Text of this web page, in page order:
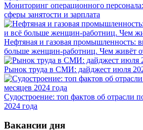
Мониторинг операционного
сферы занятости и зарплата
Нефтяная и газовая промышленность:
больше женщин-работниц. Чем живёт
Рынок труда в СМИ: дайджест июля
Судостроение: топ фактов об отрасли
2024 года
Вакансии дня